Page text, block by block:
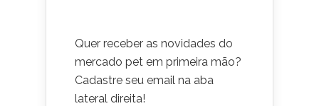
Quer receber as novidades do
mercado pet em primeira mão?
Cadastre seu email na aba
lateral direita!